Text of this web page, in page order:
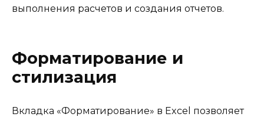
выполнения расчетов и создания отчетов.
Форматирование и
стилизация
Вкладка «Форматирование» в Excel позволяет